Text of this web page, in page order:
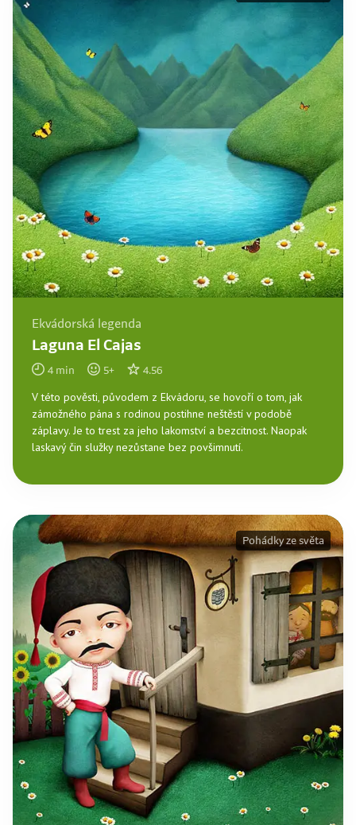
Ekvádorská legenda
Laguna El Cajas
4min 5+ 4.56
V této pověsti, původem z Ekvádoru, se hovoří o tom, jak
zámožného pána s rodinou postihne neštěstí v podobě
záplavy. Je to trest za jeho lakomství a bezcitnost. Naopak
laskavý čin služky nezůstane bez povšimnutí.
Pohádky ze světa